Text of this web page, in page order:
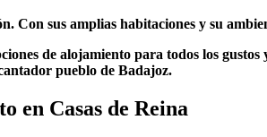
Con sus amplias habitaciones y su
de alojamiento para todos los
pueblo de Badajoz.
en Casas de Reina